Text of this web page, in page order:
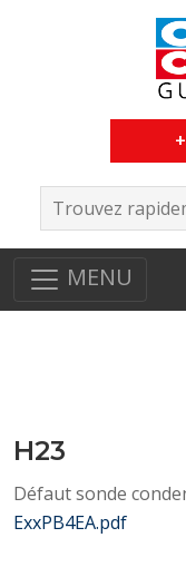
MENU
H23
Défaut sonde
ExxPB4EA.pdf